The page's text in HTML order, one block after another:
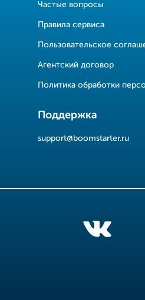
Частые вопросы
Правила сервиса
Пользовательское
Агентский договор
Политика обработки
Поддержка
support@boomstarter.ru